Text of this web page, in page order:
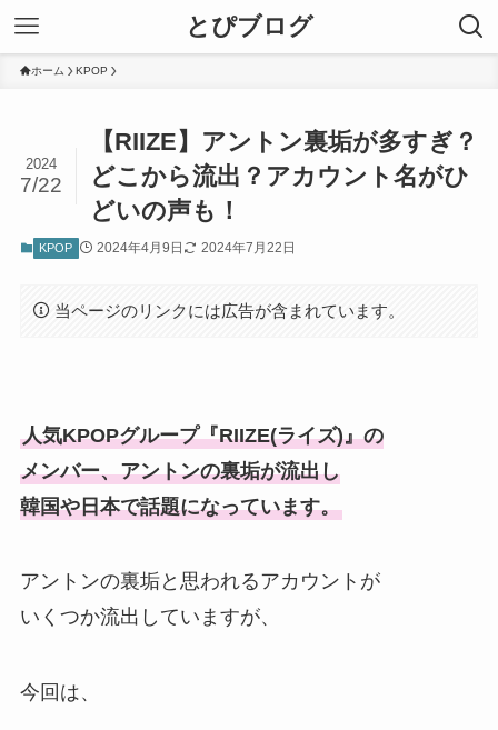
とぴブログ
ホーム KPOP
【RIIZE】アントン裏垢が多すぎ？
どこから流出？アカウント名がひ
どいの声も！
2024
7/22
KPOP 2024年4月9日 2024年7月22日
当ページのリンクには広告が含まれています。
人気KPOPグループ『RIIZE(ライズ)』の
メンバー、アントンの裏垢が流出し
韓国や日本で話題になっています。
アントンの裏垢と思われるアカウントが
いくつか流出していますが、
今回は、